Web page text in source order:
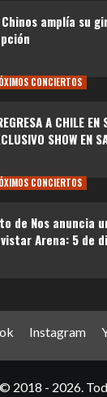
Chinos amplía su
CONCIERTOS
A CHILE EN
SHOW EN
CONCIERTOS
de Nos anuncia
Arena: 5 de
Instagram
2018 - 2026.